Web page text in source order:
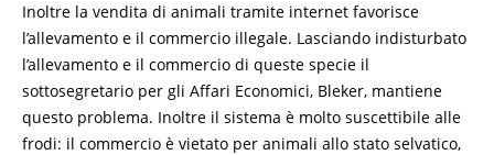
Inoltre la vendita di animali tramite internet favorisce
l’allevamento e il commercio illegale. Lasciando indisturbato
l’allevamento e il commercio di queste specie il
sottosegretario per gli Affari Economici, Bleker, mantiene
questo problema. Inoltre il sistema è molto suscettibile alle
frodi: il commercio è vietato per animali allo stato selvatico,